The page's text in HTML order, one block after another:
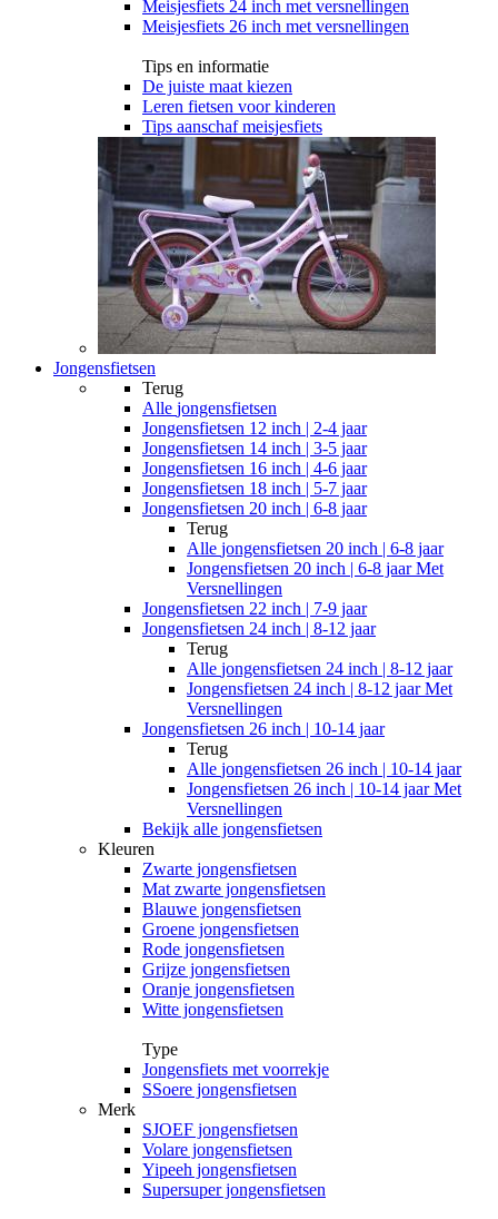
Meisjesfiets 24 inch met versnellingen
Meisjesfiets 26 inch met versnellingen
Tips en informatie
De juiste maat kiezen
Leren fietsen voor kinderen
Tips aanschaf meisjesfiets
Jongensfietsen
Terug
Alle jongensfietsen
Jongensfietsen 12 inch | 2-4 jaar
Jongensfietsen 14 inch | 3-5 jaar
Jongensfietsen 16 inch | 4-6 jaar
Jongensfietsen 18 inch | 5-7 jaar
Jongensfietsen 20 inch | 6-8 jaar
Terug
Alle jongensfietsen 20 inch | 6-8 jaar
Jongensfietsen 20 inch | 6-8 jaar Met
Versnellingen
Jongensfietsen 22 inch | 7-9 jaar
Jongensfietsen 24 inch | 8-12 jaar
Terug
Alle jongensfietsen 24 inch | 8-12 jaar
Jongensfietsen 24 inch | 8-12 jaar Met
Versnellingen
Jongensfietsen 26 inch | 10-14 jaar
Terug
Alle jongensfietsen 26 inch | 10-14 jaar
Jongensfietsen 26 inch | 10-14 jaar Met
Versnellingen
Bekijk alle jongensfietsen
Kleuren
Zwarte jongensfietsen
Mat zwarte jongensfietsen
Blauwe jongensfietsen
Groene jongensfietsen
Rode jongensfietsen
Grijze jongensfietsen
Oranje jongensfietsen
Witte jongensfietsen
Type
Jongensfiets met voorrekje
SSoere jongensfietsen
Merk
SJOEF jongensfietsen
Volare jongensfietsen
Yipeeh jongensfietsen
Supersuper jongensfietsen